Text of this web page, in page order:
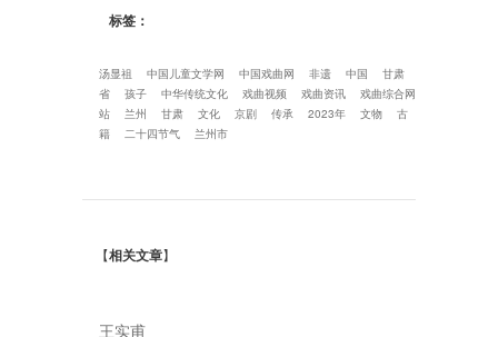
标签：
汤显祖 中国儿童文学网 中国戏曲网 非遗 中国
甘肃
省
孩子 中华传统文化 戏曲视频 戏曲资讯
戏曲综合网
站
兰州 甘肃 文化 京剧 传承 2023年 文物
古
籍
二十四节气 兰州市
【相关文章】
王实甫